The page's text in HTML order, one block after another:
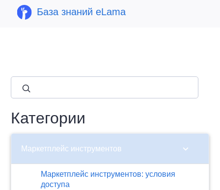
База знаний eLama
Категории
Маркетплейс инструментов chevron_right
Маркетплейс инструментов: условия
доступа